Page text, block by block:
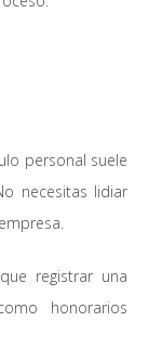
personal suele
necesitas lidiar
registrar una
honorarios